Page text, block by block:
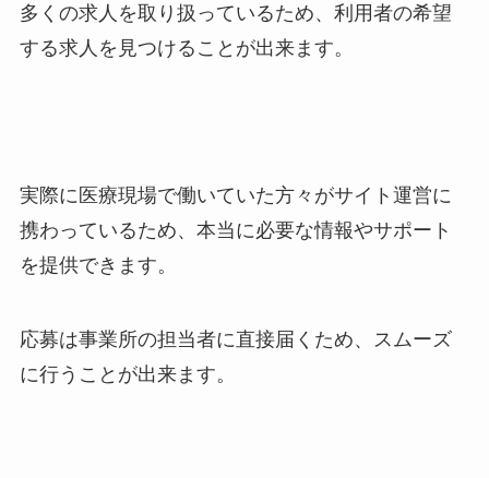
多くの求人を取り扱っているため、利用者の希望
する求人を見つけることが出来ます。
実際に医療現場で働いていた方々がサイト運営に
携わっているため、本当に必要な情報やサポート
を提供できます。
応募は事業所の担当者に直接届くため、スムーズ
に行うことが出来ます。